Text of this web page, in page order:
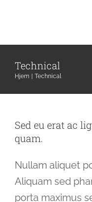
Technical
Hjem Technical
Sed eu erat ac
quam.
Nullam aliquet
Aliquam sed
porta maximus